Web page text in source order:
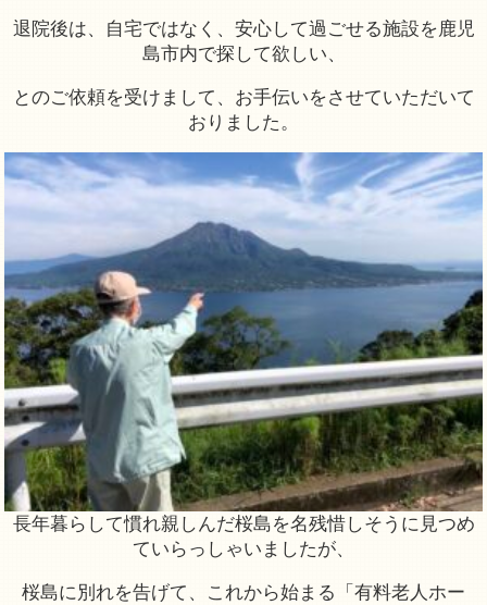
退院後は、自宅ではなく、安心して過ごせる施設を鹿児
島市内で探して欲しい、
とのご依頼を受けまして、お手伝いをさせていただいて
おりました。
長年暮らして慣れ親しんだ桜島を名残惜しそうに見つめ
ていらっしゃいましたが、
桜島に別れを告げて、これから始まる「有料老人ホー